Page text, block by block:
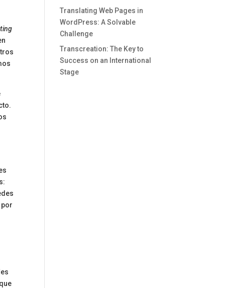
Translating Web Pages in
WordPress: A Solvable
Challenge
Transcreation: The Key to
Success on an International
Stage